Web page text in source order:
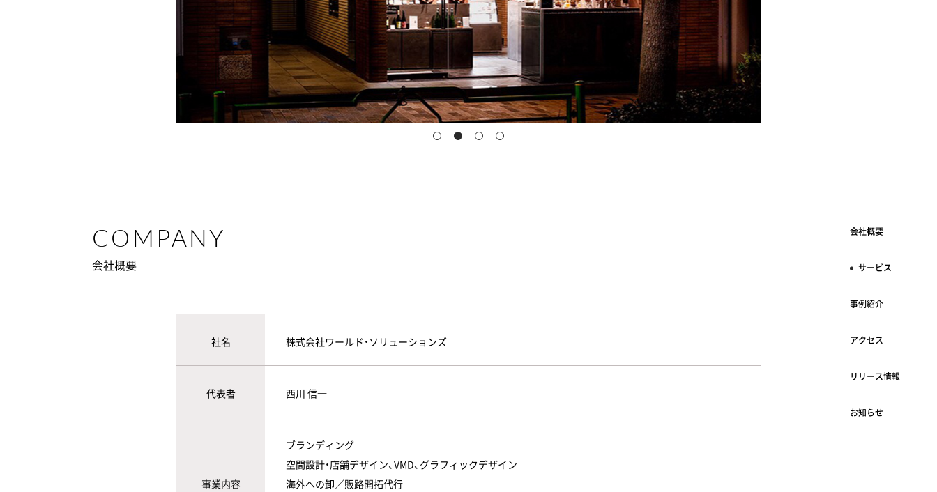
会社概要
サービス
事例紹介
アクセス
リリース情報
お知らせ
COMPANY
会社概要
社名 株式会社ワールド・ソリューションズ
代表者 西川 信一
事業内容
ブランディング
空間設計・店舗デザイン、VMD、グラフィックデザイン
海外への卸／販路開拓代行